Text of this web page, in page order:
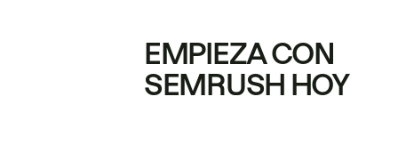
EMPIEZA CON
SEMRUSH HOY